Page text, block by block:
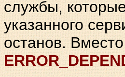
службы,
указанного
останов.